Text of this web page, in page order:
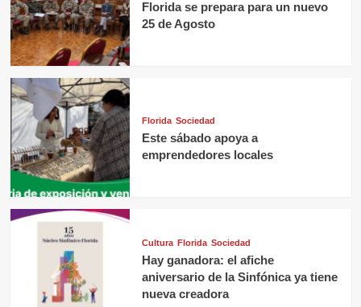
Florida se prepara para un nuevo
25 de Agosto
Florida Sociedad
Este sábado apoya a
emprendedores locales
Cultura Florida Sociedad
Hay ganadora: el afiche
aniversario de la Sinfónica ya tiene
nueva creadora